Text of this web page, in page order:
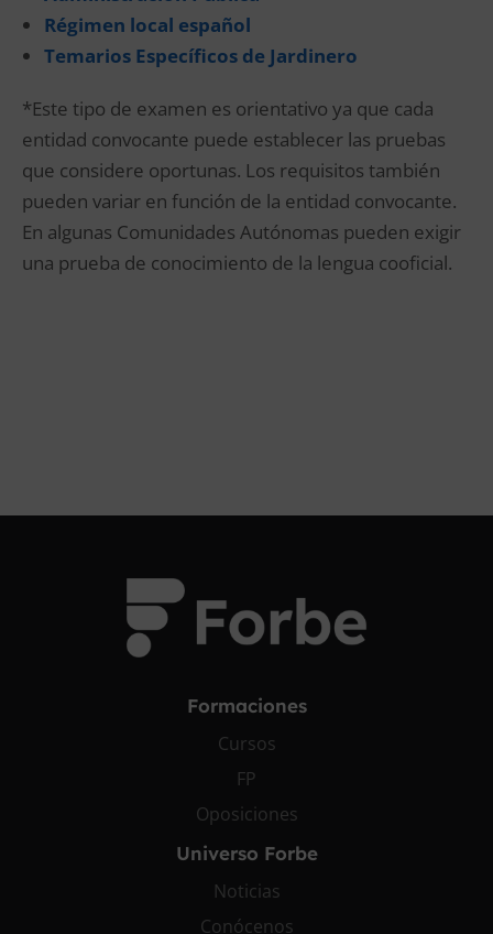
Régimen local español
Temarios Específicos de Jardinero
*Este tipo de examen es orientativo ya que cada
entidad convocante puede establecer las pruebas
que considere oportunas. Los requisitos también
pueden variar en función de la entidad convocante.
En algunas Comunidades Autónomas pueden exigir
una prueba de conocimiento de la lengua cooficial.
Formaciones
Cursos
FP
Oposiciones
Universo Forbe
Noticias
Conócenos